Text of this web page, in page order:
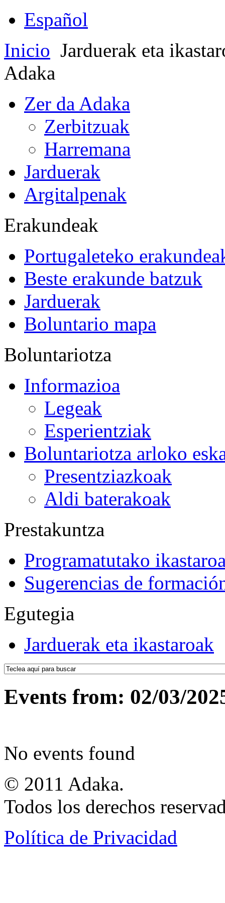
Español
Inicio Jarduerak eta
Adaka
Zer da Adaka
Zerbitzuak
Harremana
Jarduerak
Argitalpenak
Erakundeak
Portugaleteko
Beste erakunde batzuk
Jarduerak
Boluntario mapa
Boluntariotza
Informazioa
Legeak
Esperientziak
Boluntariotza arloko
Presentziazkoak
Aldi baterakoak
Prestakuntza
Programatutako
Sugerencias de
Egutegia
Jarduerak eta ikastaroak
Events from: 02/03/
No events found
© 2011 Adaka.
Todos los derechos
Política de Privacidad